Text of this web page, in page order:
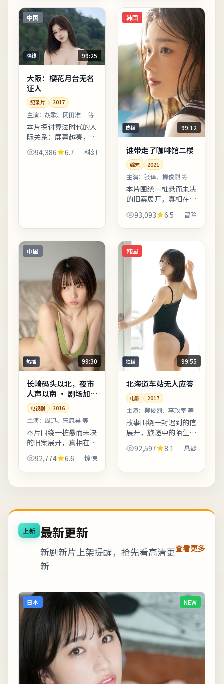
细节支撑价值观冲突。
适合晚间完整观看，配
合大屏...
理解人物动机的重要线
索。上线之后口碑分化
属正常...
中国
院线 99:25
大阪：樱花月台无名
证人
纪录片 2017
主演： 胡歌、冈田准一 等
本片探讨算法时代的人
际关系：屏幕越亮，误
解越深。主演阵容在对
手戏中火花充分，尤其
94,386 6.7 科幻
韩国
热播 99:12
谁带走了咖啡馆二楼
综艺 2021
主演： 张译、柳俊烈 等
本片围绕一桩悬而未决
的旧案展开，真相在回
忆与现实之间反复折
射。人物行走路线经过
十字路口象征抉择。适
合晚间完整观看，配合
大屏与...
93,093 6.5 冒险
中国
热播 99:30
长崎码头以北，夜市
人声以南 · 剧场加
长版
电视剧 2016
主演： 周迅、宋康昊 等
本片围绕一桩悬而未决
的旧案展开，真相在回
忆与现实之间反复折
射。动作戏份点到为
92,774 6.6 惊悚
韩国
独播 99:55
北海道车站无人应答
电影 2017
主演： 柳俊烈、李政宰 等
故事围绕一封迟到的信
展开，旅途中的陌生人
逐一走入主线。剪辑节
奏偏慢性，适合愿意沉
92,597 8.1 悬疑
上新 最新更新
新剧新片上架提醒，抢先看高清更
新
查看更多
日本 NEW